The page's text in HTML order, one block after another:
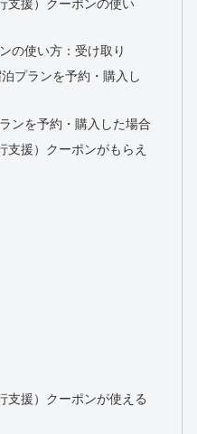
の使い方：受け取り
プランを予約・購入し
ンを予約・購入した場合
援）クーポンがもらえ
支援）クーポンが使える